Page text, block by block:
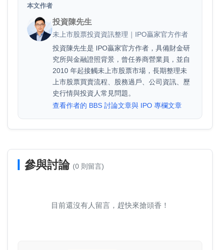
本文作者
投資陳先生
未上市股票投資資訊整理｜IPO贏家官方作者
投資陳先生是 IPO贏家官方作者，具備財金研
究所與金融證照背景，曾任券商營業員，並自
2010 年起接觸未上市股票市場，長期整理未
上市股票買賣流程、股務過戶、公司資訊、歷
史行情與投資人常見問題。
查看作者的 BBS 討論文章與 IPO 專欄文章
參與討論 (0 則留言)
目前還沒有人留言，趕快來搶頭香！